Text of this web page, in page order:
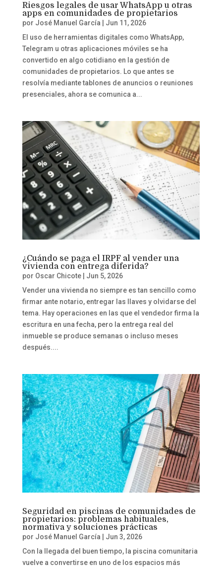
Riesgos legales de usar WhatsApp u otras
apps en comunidades de propietarios
por José Manuel García
Jun 11, 2026
El uso de herramientas digitales como WhatsApp,
Telegram u otras aplicaciones móviles se ha
convertido en algo cotidiano en la gestión de
comunidades de propietarios. Lo que antes se
resolvía mediante tablones de anuncios o reuniones
presenciales, ahora se comunica a...
¿Cuándo se paga el IRPF al vender una
vivienda con entrega diferida?
por Oscar Chicote| Jun 5, 2026
Vender una vivienda no siempre es tan sencillo como
firmar ante notario, entregar las llaves y olvidarse del
tema. Hay operaciones en las que el vendedor firma la
escritura en una fecha, pero la entrega real del
inmueble se produce semanas o incluso meses
después....
Seguridad en piscinas de comunidades de
propietarios: problemas habituales,
normativa y soluciones prácticas
por José Manuel García
Jun 3, 2026
Con la llegada del buen tiempo, la piscina comunitaria
vuelve a convertirse en uno de los espacios más